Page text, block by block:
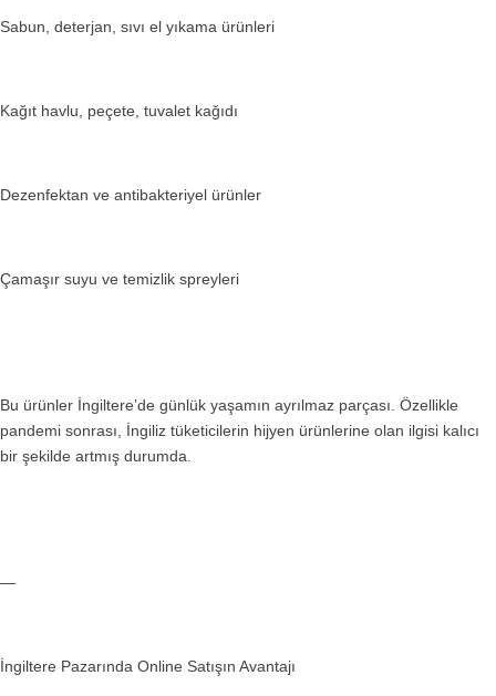
Sabun, deterjan, sıvı el yıkama ürünleri
Kağıt havlu, peçete, tuvalet kağıdı
Dezenfektan ve antibakteriyel ürünler
Çamaşır suyu ve temizlik spreyleri
Bu ürünler İngiltere’de günlük yaşamın ayrılmaz parçası. Özellikle
pandemi sonrası, İngiliz tüketicilerin hijyen ürünlerine olan ilgisi kalıcı
bir şekilde artmış durumda.
—
İngiltere Pazarında Online Satışın Avantajı